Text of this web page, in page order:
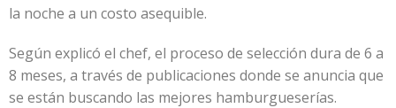
la noche a un costo asequible.
Según explicó el chef, el proceso de selección dura de 6 a
8 meses, a través de publicaciones donde se anuncia que
se están buscando las mejores hamburgueserías.